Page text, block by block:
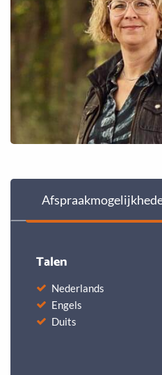
Talen
Nederlands
Engels
Duits